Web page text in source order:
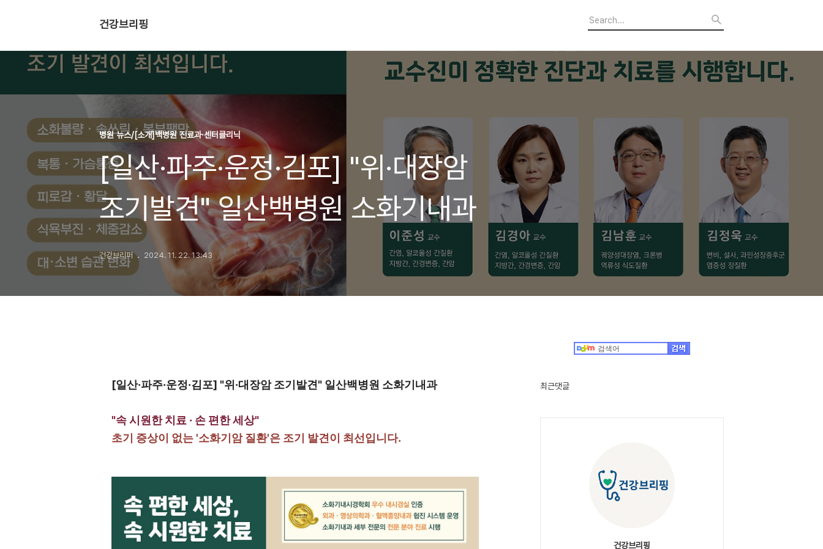
건강브리핑
병원 뉴스/[소개]백병원 진료과·센터클리닉
[일산·파주·운정·김포] "위·대장암
조기발견" 일산백병원 소화기내과
건강브리퍼 2024. 11. 22. 13:43
[일산·파주·운정·김포] "위·대장암 조기발견" 일산백병원 소화기내과
"속 시원한 치료 · 손 편한 세상"
초기 증상이 없는 '소화기암 질환'은 조기 발견이 최선입니다.
최근댓글
건강브리핑